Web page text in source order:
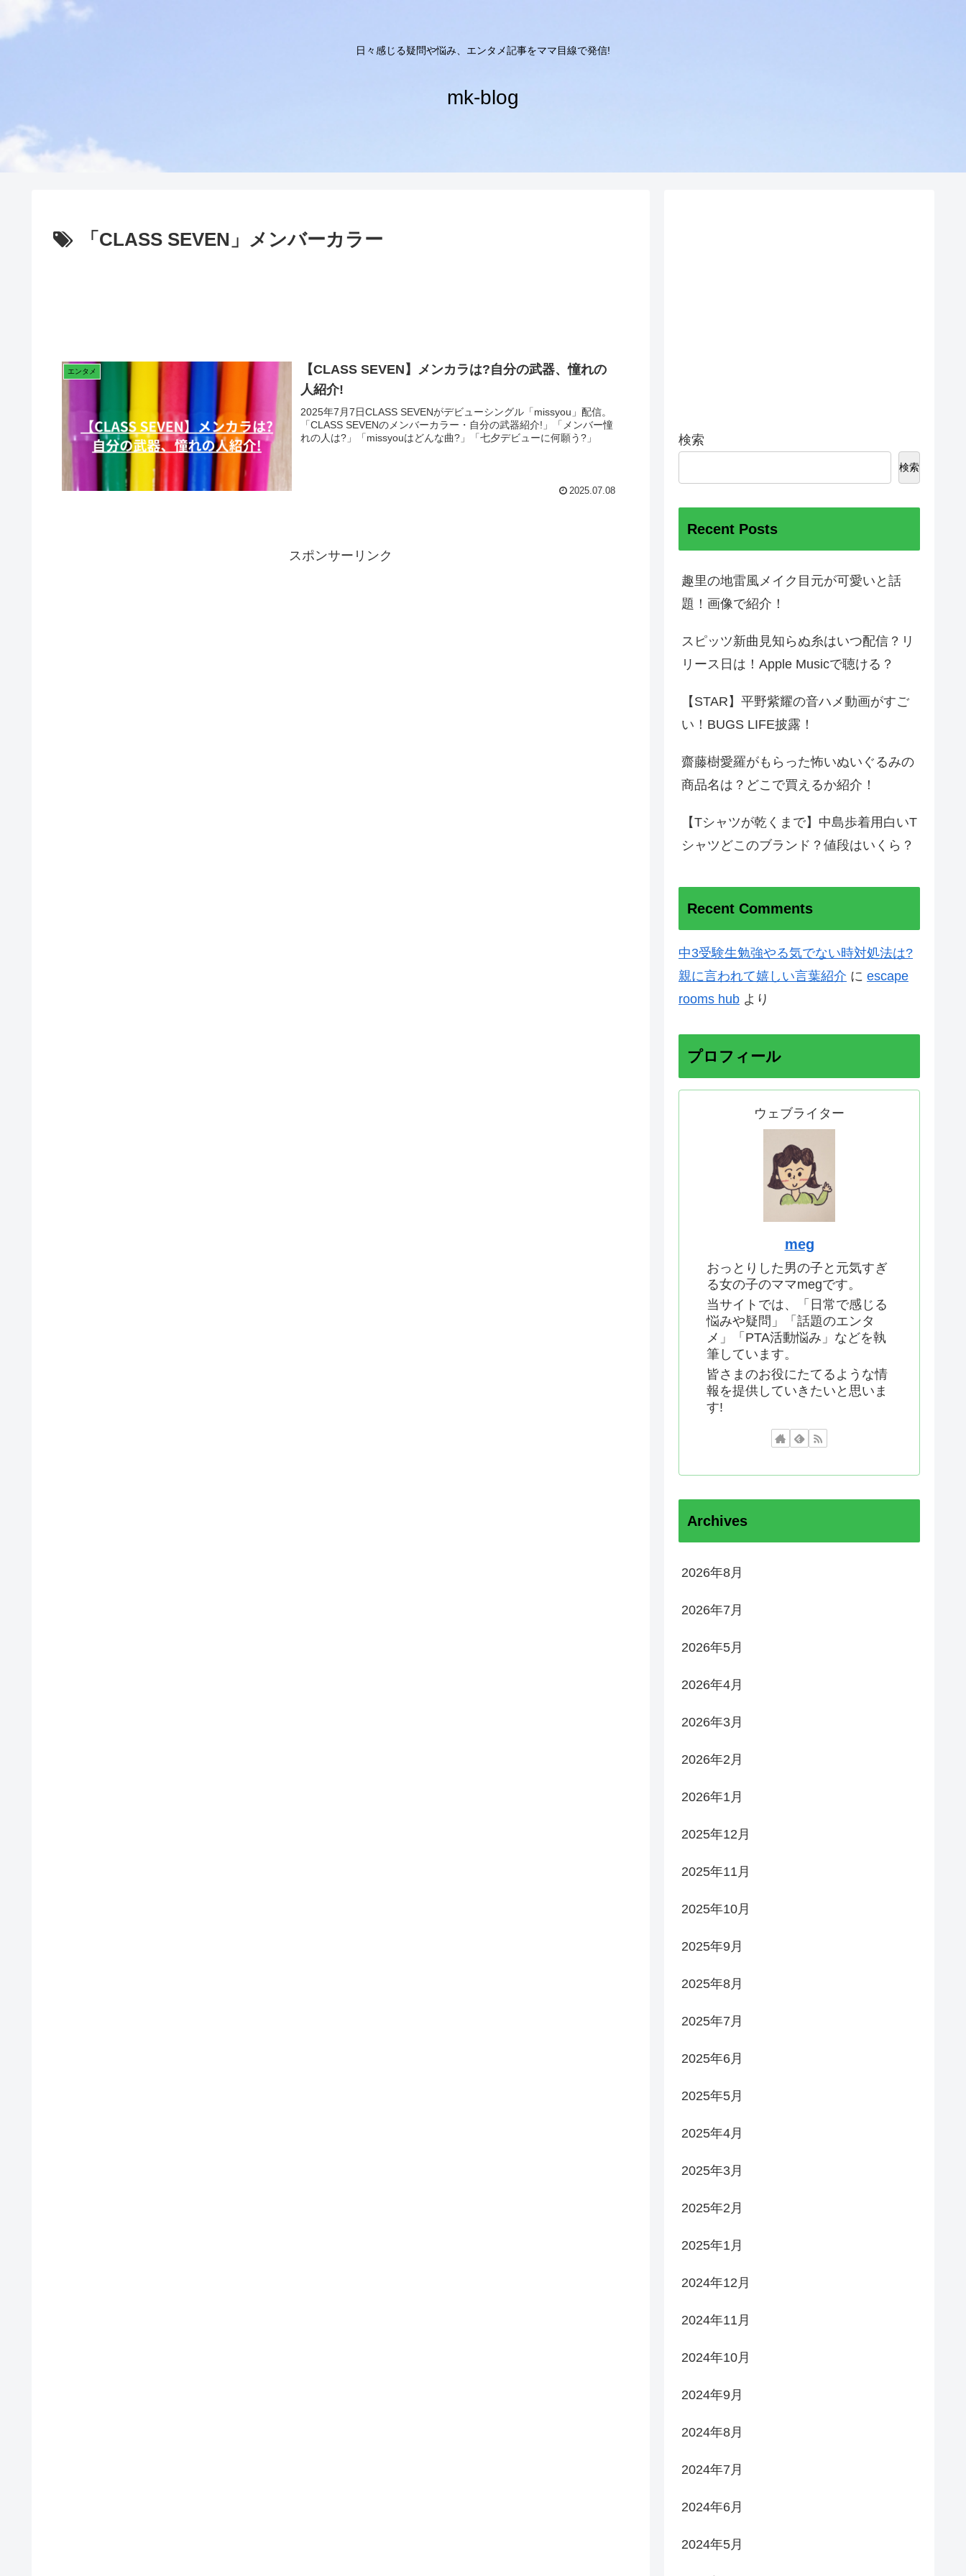
日々感じる疑問や悩み、エンタメ記事をママ目線で発信!
mk-blog
「CLASS SEVEN」メンバーカラー
エンタメ
【CLASS SEVEN】メンカラは?自分の武器、憧れの
人紹介!
2025年7月7日CLASS SEVENがデビューシングル「missyou」配信。
「CLASS SEVENのメンバーカラー・自分の武器紹介!」「メンバー憧
れの人は?」「missyouはどんな曲?」「七夕デビューに何願う?」
2025.07.08
スポンサーリンク
検索
検索
Recent Posts
趣里の地雷風メイク目元が可愛いと話
題！画像で紹介！
スピッツ新曲見知らぬ糸はいつ配信？リ
リース日は！Apple Musicで聴ける？
【STAR】平野紫耀の音ハメ動画がすご
い！BUGS LIFE披露！
齋藤樹愛羅がもらった怖いぬいぐるみの
商品名は？どこで買えるか紹介！
【Tシャツが乾くまで】中島歩着用白いT
シャツどこのブランド？値段はいくら？
Recent Comments
中3受験生勉強やる気でない時対処法は?
親に言われて嬉しい言葉紹介 に escape
rooms hub より
プロフィール
ウェブライター
meg
おっとりした男の子と元気すぎ
る女の子のママmegです。
当サイトでは、「日常で感じる
悩みや疑問」「話題のエンタ
メ」「PTA活動悩み」などを執
筆しています。
皆さまのお役にたてるような情
報を提供していきたいと思いま
す!
Archives
2026年8月
2026年7月
2026年5月
2026年4月
2026年3月
2026年2月
2026年1月
2025年12月
2025年11月
2025年10月
2025年9月
2025年8月
2025年7月
2025年6月
2025年5月
2025年4月
2025年3月
2025年2月
2025年1月
2024年12月
2024年11月
2024年10月
2024年9月
2024年8月
2024年7月
2024年6月
2024年5月